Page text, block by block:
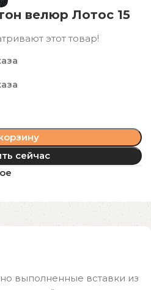
велюр Лотос 15
этот товар!
сейчас
выполненные вставки из